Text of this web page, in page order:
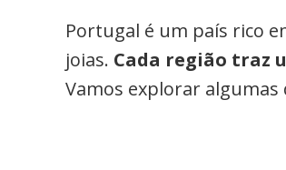
Portugal é um país rico
joias. Cada região traz
Vamos explorar